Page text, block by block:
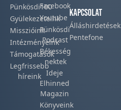
Pünkösdi100
Gyülekezeteink​
Misszióink​
Intézményeink
Támogatások
Legfrissebb
híreink​
Facebook​
Youtube
Pünkösdi
Podcast​
Békesség
nektek
Ideje
Elhinned
Magazin
Könyveink
Kapcsolat
Álláshirdetések
Pentefone